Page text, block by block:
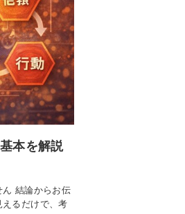
本を解説
結論からお伝
るだけで、考